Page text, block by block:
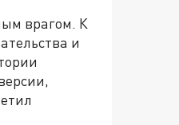
врагом. К
и